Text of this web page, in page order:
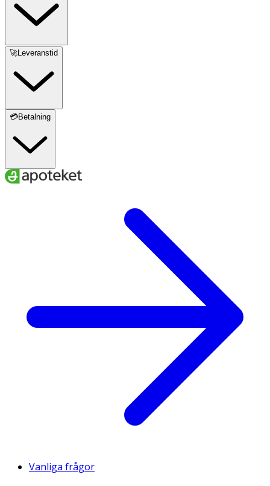
🚀Leveranstid
💳Betalning
Vanliga frågor